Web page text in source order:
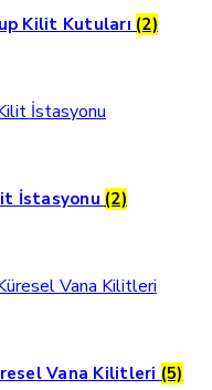
Kilit Kutuları (2)
İstasyonu (2)
Vana Kilitleri (5)